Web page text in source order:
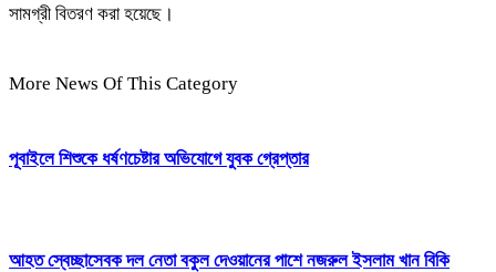
সামগ্রী বিতরণ করা হয়েছে।
More News Of This Category
পূবাইলে শিশুকে ধর্ষণচেষ্টার অভিযোগে যুবক গ্রেপ্তার
আহত স্বেচ্ছাসেবক দল নেতা বকুল দেওয়ানের পাশে নজরুল ইসলাম খান বিকি